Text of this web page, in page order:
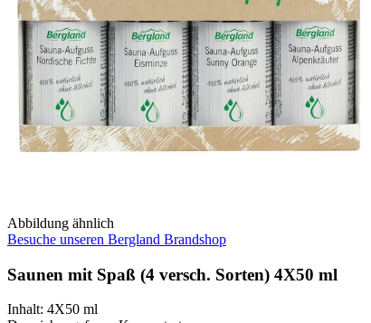
Abbildung ähnlich
Besuche unseren Bergland Brandshop
Saunen mit Spaß (4 versch. Sorten) 4X50 ml
Inhalt: 4X50 ml